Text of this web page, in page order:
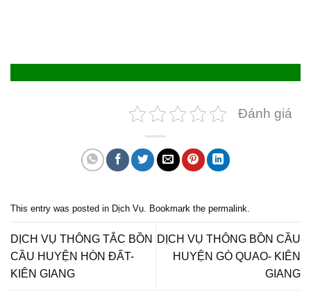
Đánh giá
This entry was posted in Dịch Vụ . Bookmark the permalink
DỊCH VỤ THÔNG TẮC BỒN
CẦU HUYỆN HÒN ĐẤT-
KIÊN GIANG
DỊCH VỤ THÔNG BỒN CẦU
HUYỆN GÒ QUAO- KIÊN
GIANG